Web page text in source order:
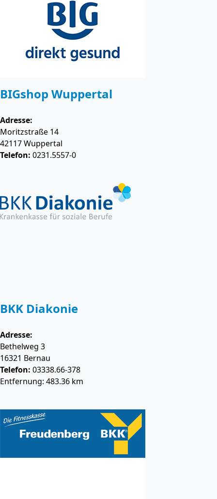
BIGshop Wuppertal
Adresse:
Moritzstraße 14
42117Wuppertal
Telefon: 0231.5557-0
BKK Diakonie
Adresse:
Bethelweg 3
16321 Bernau
Telefon: 03338.66-378
Entfernung: 483.36 km